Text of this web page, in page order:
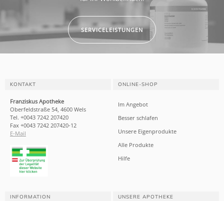
SERVICELEISTUNGEN
KONTAKT
Franziskus Apotheke
Oberfeldstraße 54, 4600 Wels
Tel. +0043 7242 207420
Fax +0043 7242 207420-12
E-Mail
ONLINE-SHOP
Im Angebot
Besser schlafen
Unsere Eigenprodukte
Alle Produkte
Hilfe
INFORMATION UNSERE APOTHEKE